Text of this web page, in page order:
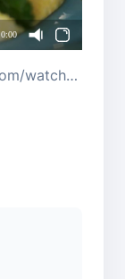
0:00
Источник: https://www.youtube.com/watch?v=raCkV-UxVxI